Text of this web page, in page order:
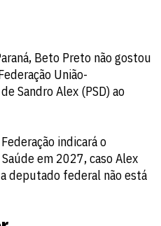
Beto Preto não gostou
União-
Sandro Alex (PSD) ao
indicará o
em 2027, caso Alex
deputado federal não está